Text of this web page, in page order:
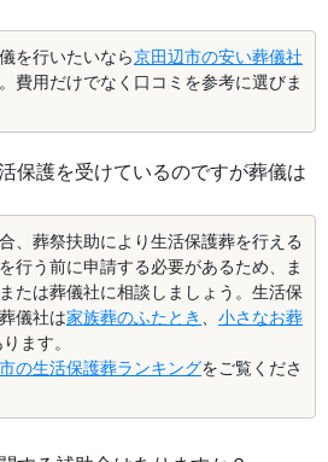
を行いたいなら京田辺市の安い葬儀社
費用だけでなく口コミを参考に選びま
保護を受けているのですが葬儀は
、葬祭扶助により生活保護葬を行える
行う前に申請する必要があるため、ま
たは葬儀社に相談しましょう。生活保
儀社は家族葬のふたとき 、 小さなお葬
ます。
の生活保護葬ランキングをご覧くださ